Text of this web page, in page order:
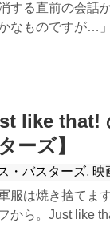
する直前の会話
なものですが…
like that!
ーズ】
・バスターズ, 映
服は焼き捨てま
から。Just like